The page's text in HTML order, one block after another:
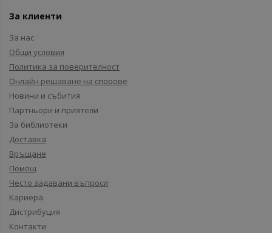
За клиенти
За нас
Общи условия
Политика за поверителност
Онлайн решаване на спорове
Новини и събития
Партньори и приятели
За библиотеки
Доставка
Връщане
Помощ
Често задавани въпроси
Кариера
Дистрибуция
Контакти